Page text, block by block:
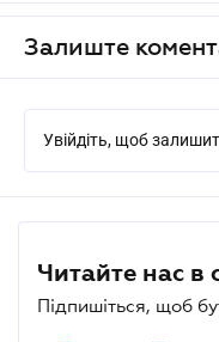
Залиште
Увійдіть, щоб
Читайте нас в
Підпишіться, щоб